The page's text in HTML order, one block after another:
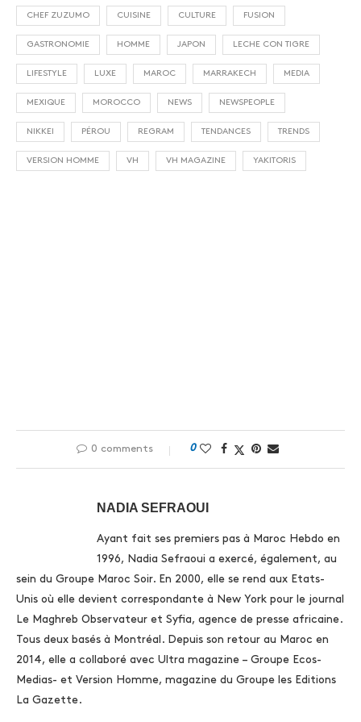
CHEF ZUZUMO CUISINE CULTURE FUSION
GASTRONOMIE HOMME JAPON LECHE CON TIGRE
LIFESTYLE LUXE MAROC MARRAKECH MEDIA
MEXIQUE MOROCCO NEWS NEWSPEOPLE
NIKKEI PÉROU REGRAM TENDANCES TRENDS
VERSION HOMME VH VH MAGAZINE YAKITORIS
0 comments 0
NADIA SEFRAOUI
Ayant fait ses premiers pas à Maroc Hebdo en
1996, Nadia Sefraoui a exercé, également, au
sein du Groupe Maroc Soir. En 2000, elle se rend aux Etats-
Unis où elle devient correspondante à New York pour le journal
Le Maghreb Observateur et Syfia, agence de presse africaine.
Tous deux basés à Montréal. Depuis son retour au Maroc en
2014, elle a collaboré avec Ultra magazine – Groupe Ecos-
Medias- et Version Homme, magazine du Groupe les Editions
La Gazette.